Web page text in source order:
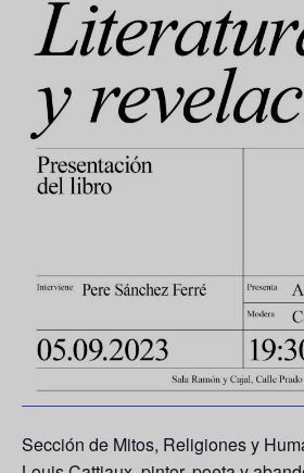
Sección de Mitos, Religiones y